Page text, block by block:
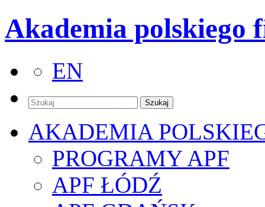
Akademia polskiego
EN
AKADEMIA
PROGRAMY APF
APF ŁÓDŹ